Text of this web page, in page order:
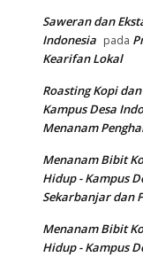
Saweran dan
Indonesia pada
Kearifan Lokal
Roasting Kopi
Kampus Desa
Menanam
Menanam Bibit
Hidup - Kampus
Sekarbanjar dan
Menanam Bibit
Hidup - Kampus